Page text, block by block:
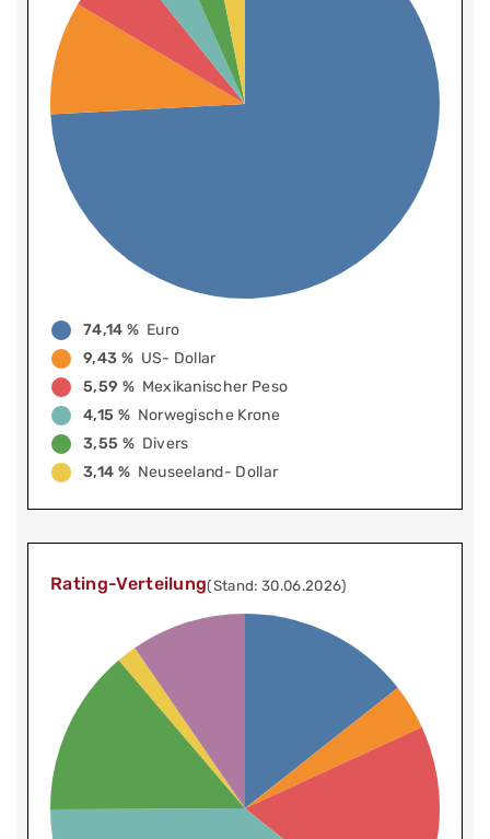
74,14 % Euro
9,43 % US- Dollar
5,59 % Mexikanischer Peso
4,15 % Norwegische Krone
3,55 % Divers
3,14 % Neuseeland- Dollar
Rating-Verteilung(Stand: 30.06.2026)